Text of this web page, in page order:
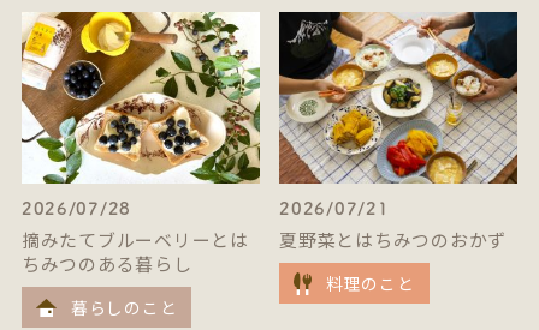
2026/07/28
摘みたてブルーベリーとは
ちみつのある暮らし
暮らしのこと
2026/07/21
夏野菜とはちみつのおかず
料理のこと